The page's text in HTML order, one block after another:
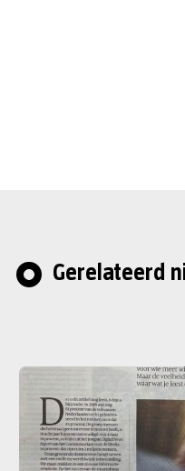
Gerelateerd